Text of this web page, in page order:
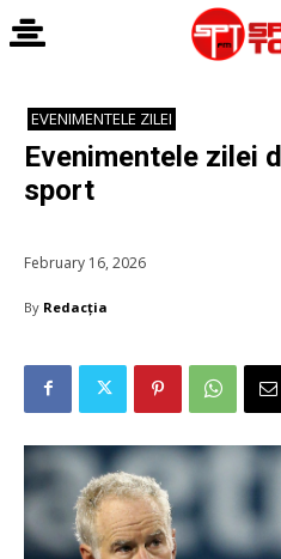
EVENIMENTELE ZILEI
Evenimentele zilei
sport
February 16, 2026
By Redacția